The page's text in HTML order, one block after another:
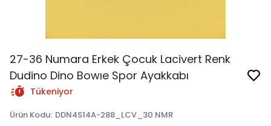
27-36 Numara Erkek Çocuk Lacivert Renk
Dudino Dino Bowıe Spor Ayakkabı
Tükeniyor
Ürün Kodu: DDN4S14A-288_LCV_30 NMR